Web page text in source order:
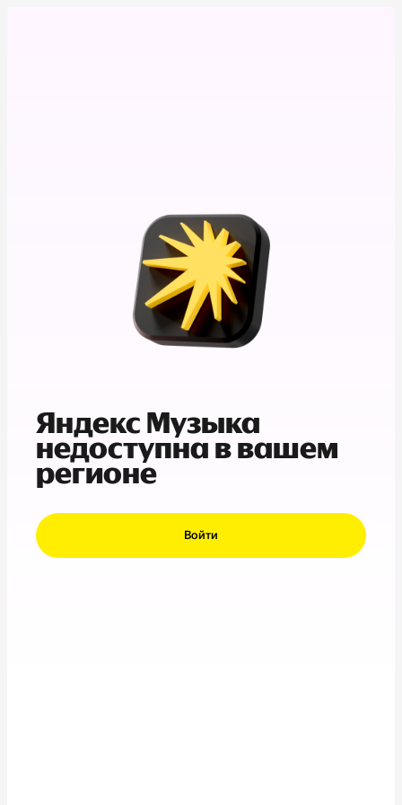
Яндекс Музыка
недоступна в вашем
регионе
Войти